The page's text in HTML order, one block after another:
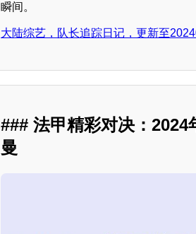
瞬间。
大陆综艺，队长追踪日记，更新至
### 法甲精彩对决：
曼